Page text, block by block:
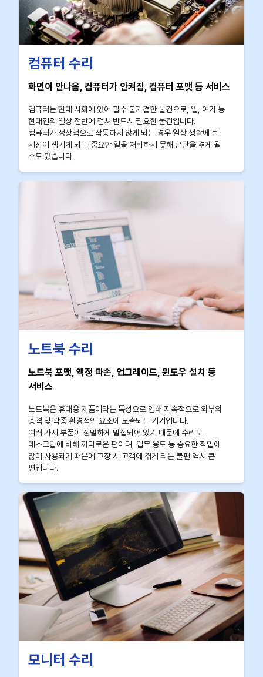
컴퓨터 수리
화면이 안나옴, 컴퓨터가 안켜짐, 컴퓨터 포맷 등 서비스
컴퓨터는 현대 사회에 있어 필수 불가결한 물건으로, 일, 여가 등
현대인의 일상 전반에 걸쳐 반드시 필요한 물건입니다.
컴퓨터가 정상적으로 작동하지 않게 되는 경우 일상 생활에 큰
지장이 생기게 되며,중요한 일을 처리하지 못해 곤란을 겪게 될
수도 있습니다.
노트북 수리
노트북 포맷, 액정 파손, 업그레이드, 윈도우 설치 등
서비스
노트북은 휴대용 제품이라는 특성으로 인해 지속적으로 외부의
충격 및 각종 환경적인 요소에 노출되는 기기입니다.
여러 가지 부품이 정밀하게 밀집되어 있기 때문에 수리도
데스크탑에 비해 까다로운 편이며, 업무 용도 등 중요한 작업에
많이 사용되기 때문에 고장 시 고객에 겪게 되는 불편 역시 큰
편입니다.
모니터 수리